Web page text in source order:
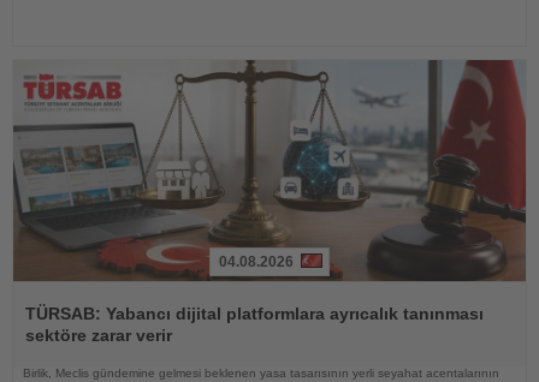
Oku
04.08.2026
TÜRSAB: Yabancı dijital platformlara ayrıcalık tanınması
sektöre zarar verir
Birlik, Meclis gündemine gelmesi beklenen yasa tasarısının yerli seyahat acentalarının